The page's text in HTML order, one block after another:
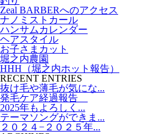
Zeal BARBERへのアクセス
ナノミストカール
ハンサムカレンダー
ヘアスタイル
お子さまカット
堀之内農園
HHH（堀之内ホット報告）
RECENT ENTRIES
抜け毛や薄毛が気にな...
発毛ケア経過報告
2025年もよろしく...
テーマソングができま...
２０２４−２０２５年...